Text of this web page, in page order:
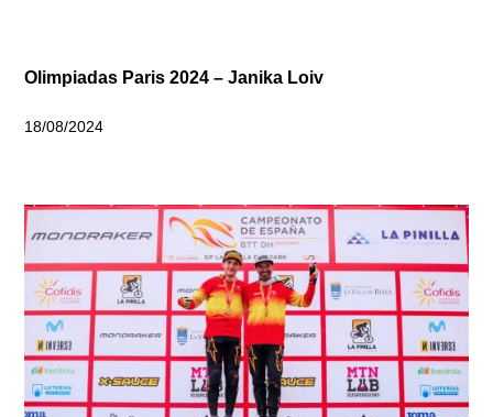
Olimpiadas Paris 2024 – Janika Loiv
18/08/2024